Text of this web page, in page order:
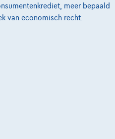
meer bepaald
van economisch recht.